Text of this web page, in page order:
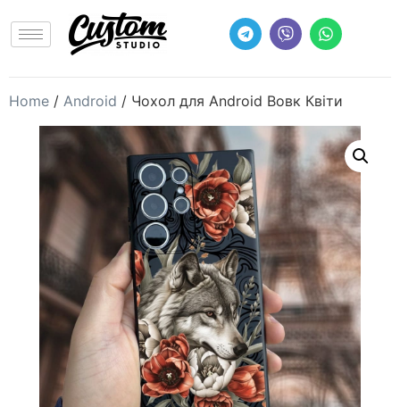
Home / Android / Чохол для Android Вовк Квіти